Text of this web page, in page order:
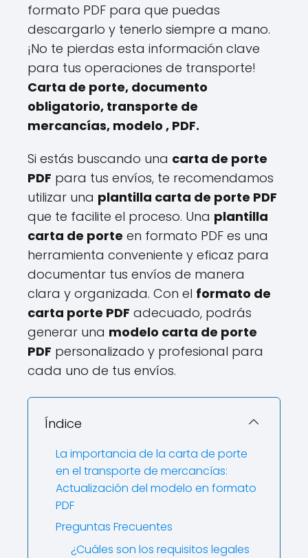
formato PDF para que puedas
descargarlo y tenerlo siempre a mano.
¡No te pierdas esta información clave
para tus operaciones de transporte!
Carta de porte, documento
obligatorio, transporte de
mercancías, modelo , PDF.
Si estás buscando una carta de porte
PDF para tus envíos, te recomendamos
utilizar una plantilla carta de porte PDF
que te facilite el proceso. Una plantilla
carta de porte en formato PDF es una
herramienta conveniente y eficaz para
documentar tus envíos de manera
clara y organizada. Con el formato de
carta porte PDF adecuado, podrás
generar una modelo carta de porte
PDF personalizado y profesional para
cada uno de tus envíos.
Índice
La importancia de la carta de porte
en el transporte de mercancías:
Actualización del modelo en formato
PDF
Preguntas Frecuentes
¿Cuáles son los requisitos legales